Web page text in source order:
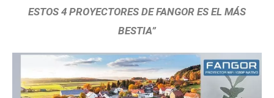
ESTOS 4 PROYECTORES DE FANGOR ES EL MÁS
BESTIA”